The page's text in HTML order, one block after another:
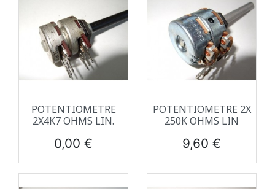
POTENTIOMETRE
2X4K7 OHMS LIN.
Prix
0,00 €
POTENTIOMETRE 2X
250K OHMS LIN
Prix
9,60 €